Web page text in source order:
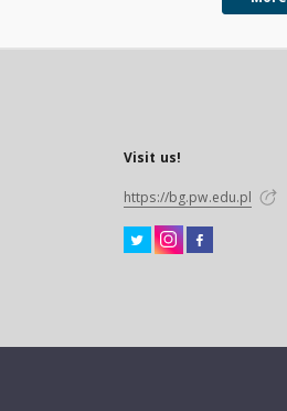
Visit us!
https://bg.pw.edu.pl